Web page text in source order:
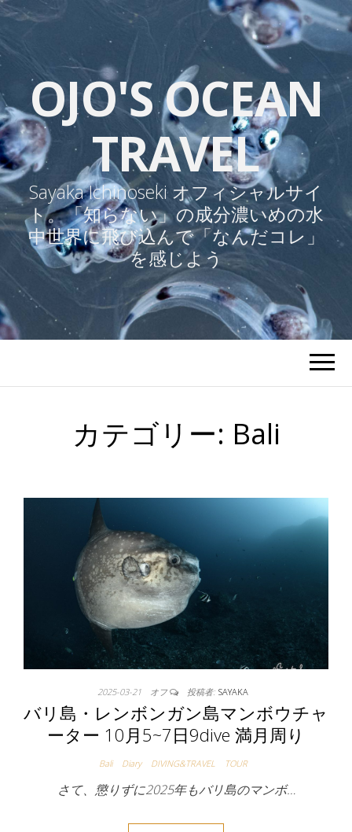
OJO'S OCEAN
TRAVEL
Sayaka Ichinoseki オフィシャルサイ
ト。「知らない」の成分濃いめの水
中世界に飛び込んで「なんだコレ」
を感じよう
カテゴリー: Bali
2025-03-21 オフ 投稿者: SAYAKA
バリ島・レンボンガン島マンボウチャ
ーター 10月5~7日9dive 満月周り
Bali Diary DIVING&TRAVEL TOUR
さて、懲りずに2025年もバリ島のマンボ…